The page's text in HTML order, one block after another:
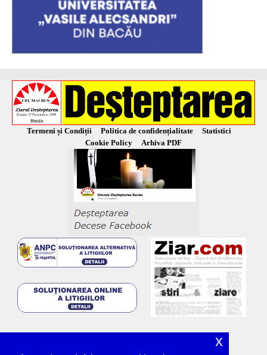
Termeni și Condiții Politica de confidențialitate
Statistici
Cookie Policy
Arhiva PDF
x